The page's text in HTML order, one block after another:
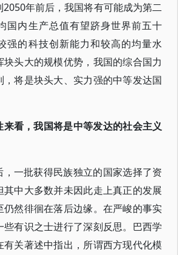
年前后，我国将有可能成为第二
国内生产总值有望跻身世界前五十
强的科技创新能力和较高的均量水
头大的规模优势，我国的综合国力
，将是块头大、实力强的中等发达国
来看，我国将是中等发达的社会主义
，一批获得民族独立的国家选择了资
其中大多数并未因此走上真正的发展
仍然徘徊在落后边缘。在严峻的事实
些有识之士进行了深刻反思。巴西学
有关著述中指出，所谓西方现代化模